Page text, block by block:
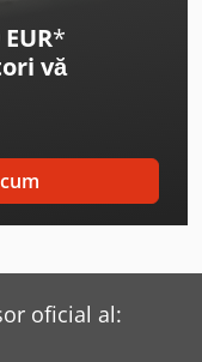
*
vă
oficial al: